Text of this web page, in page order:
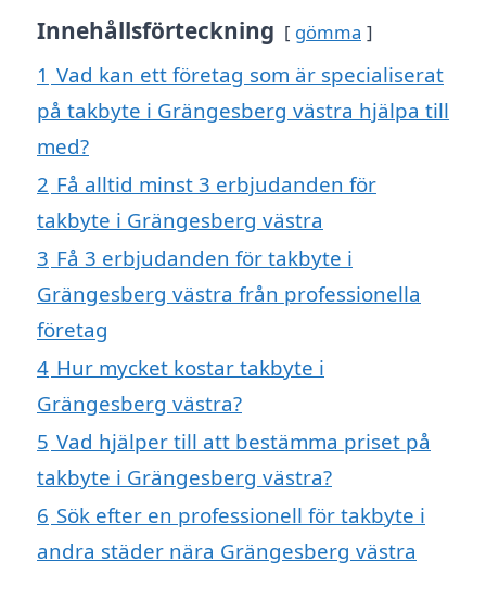
Innehållsförteckning gömma
1 Vad kan ett företag som är specialiserat
på takbyte i Grängesberg västra hjälpa till
med?
2 Få alltid minst 3 erbjudanden för
takbyte i Grängesberg västra
3 Få 3 erbjudanden för takbyte i
Grängesberg västra från professionella
företag
4 Hur mycket kostar takbyte i
Grängesberg västra?
5 Vad hjälper till att bestämma priset på
takbyte i Grängesberg västra?
6 Sök efter en professionell för takbyte i
andra städer nära Grängesberg västra